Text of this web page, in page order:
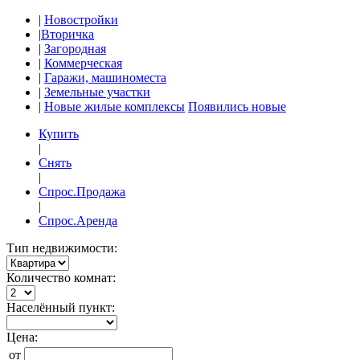
| Новостройки
|Вторичка
| Загородная
| Коммерческая
| Гаражи, машиноместа
| Земельные участки
| Новые жилые комплексы Появились новые
Купить
|
Снять
|
Спрос.Продажа
|
Спрос.Аренда
Тип недвижимости:
Количество комнат:
Населённый пункт:
Цена:
от